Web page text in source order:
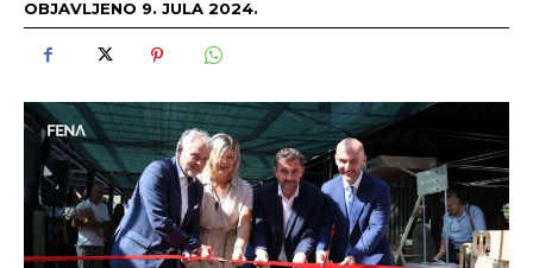
OBJAVLJENO 9. JULA 2024.